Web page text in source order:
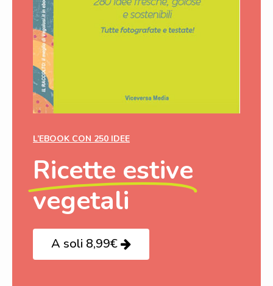
L’EBOOK CON 250 IDEE
Ricette estive
vegetali
A soli 8,99€